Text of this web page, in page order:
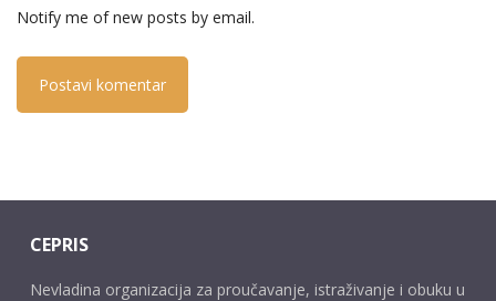
Notify me of new posts by email.
CEPRIS
Nevladina organizacija za proučavanje, istraživanje i obuku u